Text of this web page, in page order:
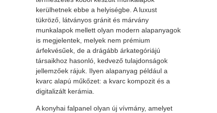
kerülhetnek ebbe a helyiségbe. A luxust
tükröző, látványos gránit és márvány
munkalapok mellett olyan modern alapanyagok
is megjelentek, melyek nem prémium
árfekvésűek, de a drágább árkategóriájú
társaikhoz hasonló, kedvező tulajdonságok
jellemzőek rájuk. Ilyen alapanyag például a
kvarc alapú műkőzet: a kvarc kompozit és a
digitalizált kerámia.
A konyhai falpanel olyan új vívmány, amelyet